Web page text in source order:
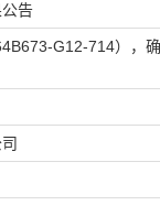
告
G12-714），